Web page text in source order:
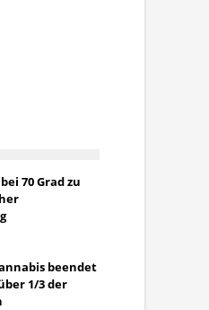
70 Grad zu
beendet
1/3 der